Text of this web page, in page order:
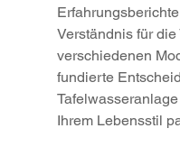
Verständnis für
verschiedenen
fundierte
Ihrem Lebensstil